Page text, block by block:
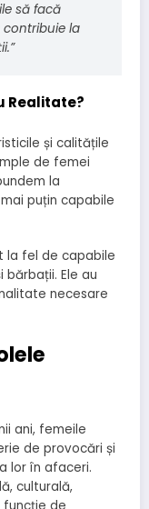
să facă
contribuie la
Realitate?
și calitățile
de femei
la
puțin capabile
la fel de capabile
Ele au
necesare
ani, femeile
de provocări și
lor în afaceri.
culturală,